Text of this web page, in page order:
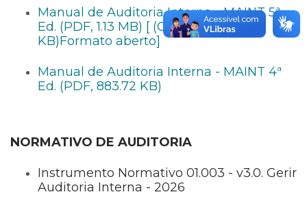
Manual de Auditoria Interna - MAINT 5ª
Ed. (PDF, 1.13 MB) [ (ODT, 374.59
KB)Formato aberto]
Manual de Auditoria Interna - MAINT 4ª
Ed. (PDF, 883.72 KB)
NORMATIVO DE AUDITORIA
Instrumento Normativo 01.003 - v3.0. Gerir
Auditoria Interna - 2026